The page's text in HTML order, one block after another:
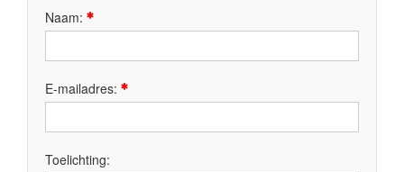
Naam:
E-mailadres:
Toelichting: